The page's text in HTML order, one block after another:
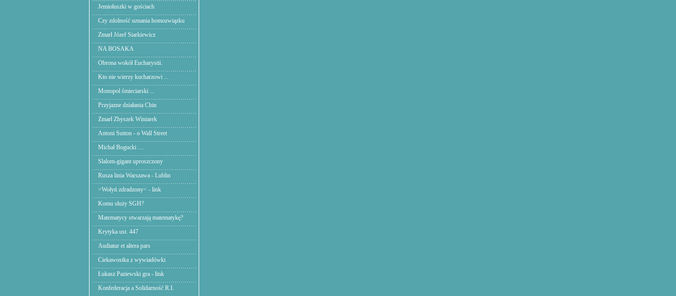
Jemiołuszki w gościach
Czy zdolność uznania homozwiązku
Zmarł Józef Siarkiewicz
NA BOSAKA
Obrona wokół Eucharystii.
Kto nie wierzy kucharzowi ...
Monopol śmieciarski ...
Przyjazne działania Chin
Zmarł Zbyszek Winiarek
Antoni Sutton - o Wall Street
Michał Bogucki ....
Slalom-gigant uproszczony
Rusza linia Warszawa - Lublin
>Wołyń zdradzony< - link
Komu służy SGH?
Matematycy stwarzają matematykę?
Krytyka ust. 447
Audiatur et altera pars
Ciekawostka z wywiadówki
Łukasz Paziewski gra - link
Konfederacja a Solidarność R.I.